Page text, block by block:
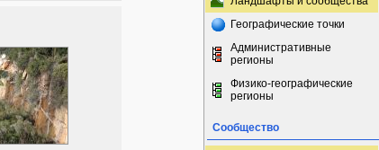
Географические точки
Административные
регионы
Физико-географические
регионы
Сообщество